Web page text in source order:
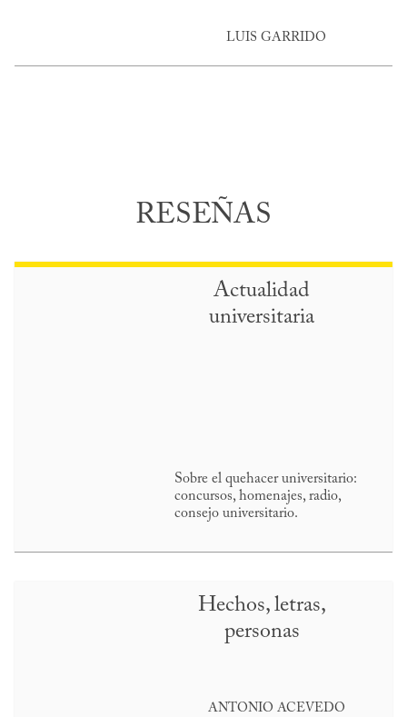
LUIS GARRIDO
RESEÑAS
Actualidad
universitaria
Sobre el quehacer universitario:
concursos, homenajes, radio,
consejo universitario.
Hechos, letras,
personas
ANTONIO ACEVEDO